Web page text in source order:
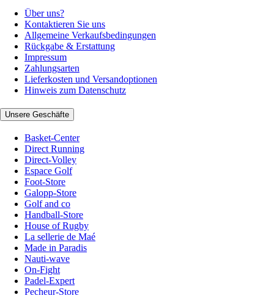
Über uns?
Kontaktieren Sie uns
Allgemeine Verkaufsbedingungen
Rückgabe & Erstattung
Impressum
Zahlungsarten
Lieferkosten und Versandoptionen
Hinweis zum Datenschutz
Unsere Geschäfte
Basket-Center
Direct Running
Direct-Volley
Espace Golf
Foot-Store
Galopp-Store
Golf and co
Handball-Store
House of Rugby
La sellerie de Maé
Made in Paradis
Nauti-wave
On-Fight
Padel-Expert
Pecheur-Store